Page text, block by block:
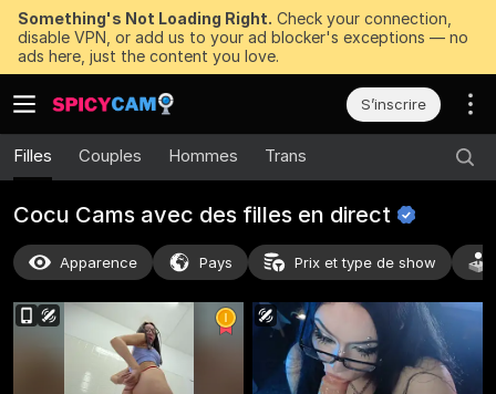
Something's Not Loading Right. Check your connection,
disable VPN, or add us to your ad blocker's exceptions — no
ads here, just the content you love.
S’inscrire
Filles Couples Hommes Trans
Cocu Cams avec des filles en direct
Apparence Pays Prix et type de show